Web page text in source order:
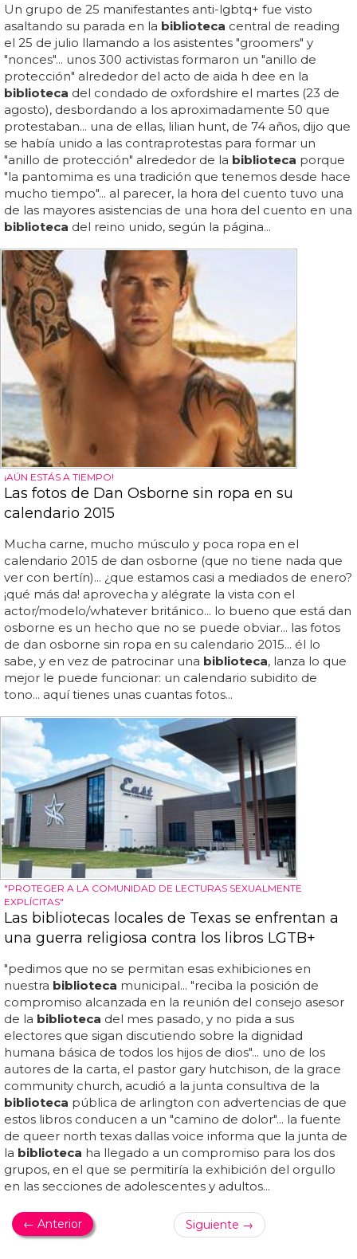
Un grupo de 25 manifestantes anti-lgbtq+ fue visto
asaltando su parada en la biblioteca central de reading
el 25 de julio llamando a los asistentes "groomers" y
"nonces"... unos 300 activistas formaron un "anillo de
protección" alrededor del acto de aida h dee en la
biblioteca del condado de oxfordshire el martes (23 de
agosto), desbordando a los aproximadamente 50 que
protestaban... una de ellas, lilian hunt, de 74 años, dijo que
se había unido a las contraprotestas para formar un
"anillo de protección" alrededor de la biblioteca porque
"la pantomima es una tradición que tenemos desde hace
mucho tiempo"... al parecer, la hora del cuento tuvo una
de las mayores asistencias de una hora del cuento en una
biblioteca del reino unido, según la página...
¡AÚN ESTÁS A TIEMPO!
Las fotos de Dan Osborne sin ropa en su
calendario 2015
Mucha carne, mucho músculo y poca ropa en el
calendario 2015 de dan osborne (que no tiene nada que
ver con bertín)... ¿que estamos casi a mediados de enero?
¡qué más da! aprovecha y alégrate la vista con el
actor/modelo/whatever británico... lo bueno que está dan
osborne es un hecho que no se puede obviar... las fotos
de dan osborne sin ropa en su calendario 2015... él lo
sabe, y en vez de patrocinar una biblioteca, lanza lo que
mejor le puede funcionar: un calendario subidito de
tono... aquí tienes unas cuantas fotos...
"PROTEGER A LA COMUNIDAD DE LECTURAS SEXUALMENTE
EXPLÍCITAS"
Las bibliotecas locales de Texas se enfrentan a
una guerra religiosa contra los libros LGTB+
"pedimos que no se permitan esas exhibiciones en
nuestra biblioteca municipal... "reciba la posición de
compromiso alcanzada en la reunión del consejo asesor
de la biblioteca del mes pasado, y no pida a sus
electores que sigan discutiendo sobre la dignidad
humana básica de todos los hijos de dios"... uno de los
autores de la carta, el pastor gary hutchison, de la grace
community church, acudió a la junta consultiva de la
biblioteca pública de arlington con advertencias de que
estos libros conducen a un "camino de dolor"... la fuente
de queer north texas dallas voice informa que la junta de
la biblioteca ha llegado a un compromiso para los dos
grupos, en el que se permitiría la exhibición del orgullo
en las secciones de adolescentes y adultos...
← Anterior Siguiente →